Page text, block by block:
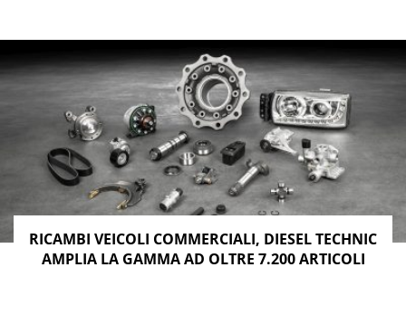
RICAMBI VEICOLI COMMERCIALI, DIESEL TECHNIC
AMPLIA LA GAMMA AD OLTRE 7.200 ARTICOLI